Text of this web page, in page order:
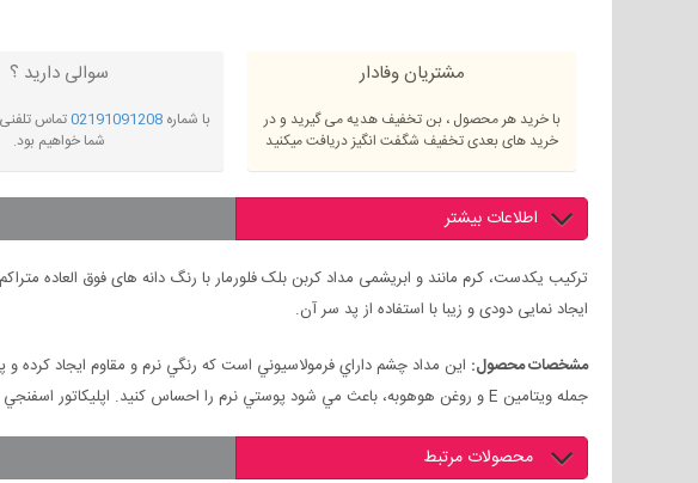
مشتریان وفادار
با خرید هر محصول ، بن تخفیف هدیه می گیرید و در
خرید های بعدی تخفیف شگفت انگیز دریافت میکنید
سوالی دارید ؟
با شماره 02191091208تماس تلفنی
شما خواهیم بود.
اطلاعات بیشتر
ترکیب یکدست، کرم مانند و ابریشمی مداد کربن بلک فلورمار با رنگ دانه های فوق العاده
ایجاد نمایی دودی و زیبا با استفاده از پد سر آن.
مشخصات محصول:
جمله ويتامين E و روغن هوهوبه، باعث مي شود پوستي نرم را احساس كنيد. اپليكاتور اسفنجي مخصوص آن در قسمت انتها راه را براي استفاده آسان از اين مداد هموار مي كند.
محصولات مرتبط